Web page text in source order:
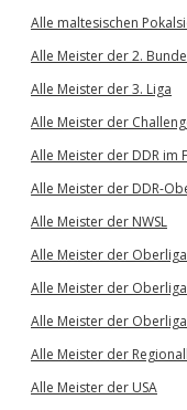
Alle maltesischen
Alle Meister der 2.
Alle Meister der 3. Liga
Alle Meister der
Alle Meister der DDR im
Alle Meister der DDR-
Alle Meister der NWSL
Alle Meister der
Alle Meister der
Alle Meister der
Alle Meister der
Alle Meister der USA